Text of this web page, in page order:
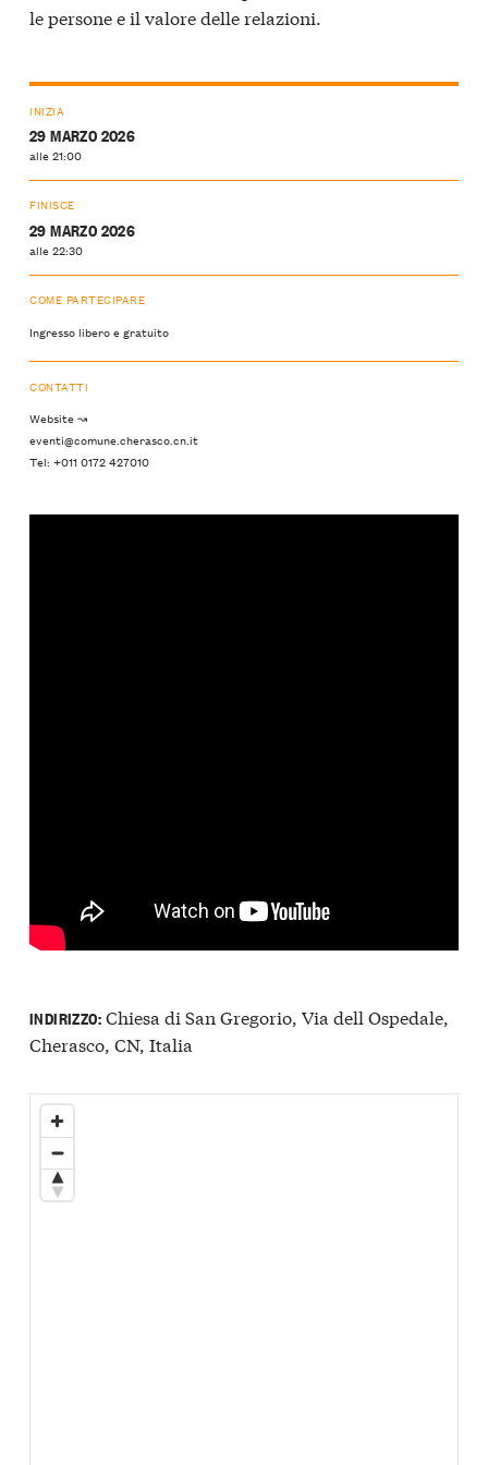
le persone e il valore delle relazioni.
INIZIA
29 MARZO 2026
alle 21:00
FINISCE
29 MARZO 2026
alle 22:30
COME PARTECIPARE
Ingresso libero e gratuito
CONTATTI
Website ↝
eventi@comune.cherasco.cn.it
Tel: +011 0172 427010
INDIRIZZO:Chiesa di San Gregorio, Via dell Ospedale,
Cherasco, CN, Italia